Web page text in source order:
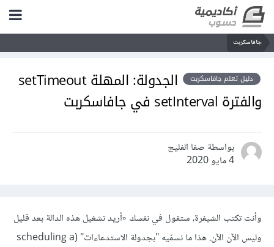
جافاسكربت
دليل تعلم جافاسكربت
الجدولة: المهلة setTimeout
والفترة setInterval في جافاسكربت
بواسطة صفا الفليج
4 مايو 2020
وأنت تكتب الشيفرة، ستقول في نفسك «أريد تشغيل هذه الدالة بعد قليل
وليس الآن الآن. هذا ما نسمّيه "بجدولة الاستدعاءات" (scheduling a